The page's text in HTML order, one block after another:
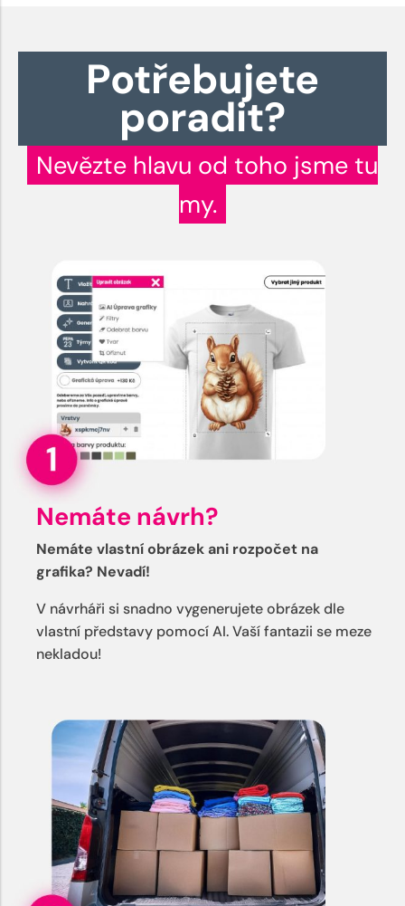
Potřebujete
poradit?
Nevězte hlavu od toho jsme tu
my.
Nemáte návrh?
Nemáte vlastní obrázek ani rozpočet na
grafika? Nevadí!
V návrháři si snadno vygenerujete obrázek dle
vlastní představy pomocí AI. Vaší fantazii se meze
nekladou!